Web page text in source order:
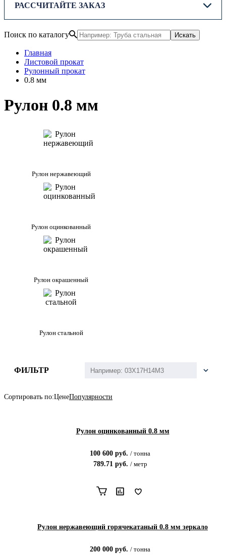
РАССЧИТАЙТЕ ЗАКАЗ
Поиск по каталогу Искать
Главная
Листовой прокат
Рулонный прокат
0.8 мм
Рулон 0.8 мм
Рулон нержавеющий
Рулон оцинкованный
Рулон окрашенный
Рулон стальной
ФИЛЬТР
Сортировать по:ЦенеПопулярности
Рулон оцинкованный 0.8 мм
100 600 руб. / тонна
789.71руб. / метр
Рулон нержавеющий горячекатаный 0.8 мм зеркало
200 000 руб. / тонна